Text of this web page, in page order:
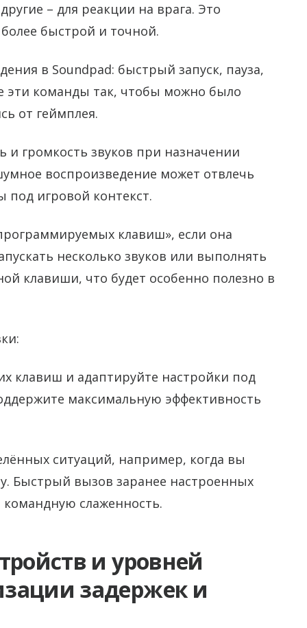
– для реакции на врага. Это
быстрой и точной.
в Soundpad: быстрый запуск, пауза,
эти команды так, чтобы можно было
от геймплея.
и громкость звуков при назначении
воспроизведение может отвлечь
под игровой контекст.
клавиш», если она
несколько звуков или выполнять
клавиши, что будет особенно полезно в
клавиш и адаптируйте настройки под
максимальную эффективность
ситуаций, например, когда вы
Быстрый вызов заранее настроенных
слаженность.
и уровней
задержек и